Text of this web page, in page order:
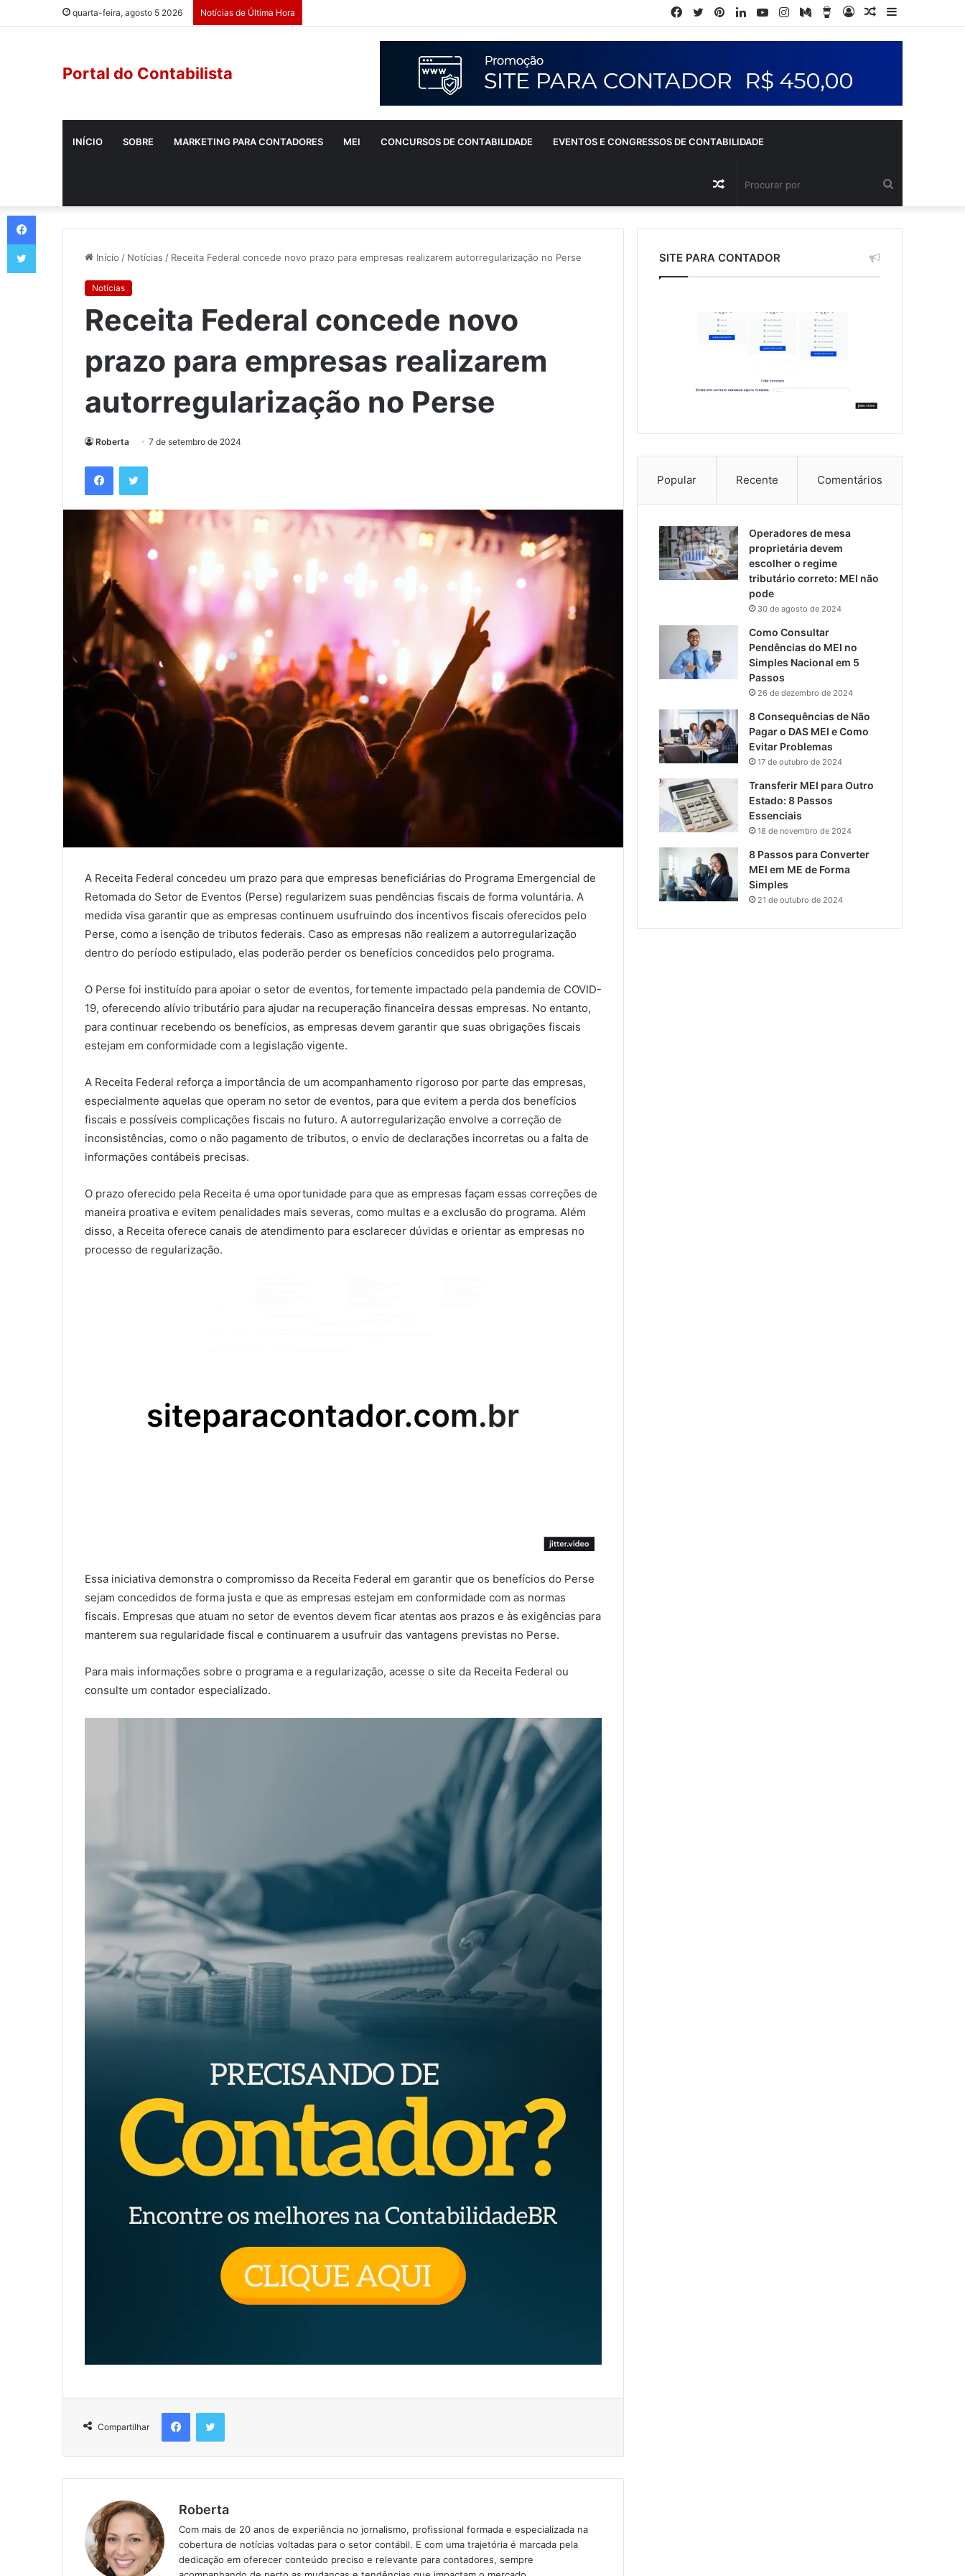
quarta-feira, agosto 5 2026 Notícias de Última Hora
Portal do Contabilista
INÍCIO SOBRE MARKETING PARA CONTADORES MEI CONCURSOS DE CONTABILIDADE EVENTOS E CONGRESSOS DE CONTABILIDADE
Início / Notícias / Receita Federal concede novo prazo para empresas realizarem autorregularização no Perse
Notícias
Receita Federal concede novo
prazo para empresas realizarem
autorregularização no Perse
Roberta 7 de setembro de 2024
A Receita Federal concedeu um prazo para que empresas beneficiárias do Programa Emergencial de
Retomada do Setor de Eventos (Perse) regularizem suas pendências fiscais de forma voluntária. A
medida visa garantir que as empresas continuem usufruindo dos incentivos fiscais oferecidos pelo
Perse, como a isenção de tributos federais. Caso as empresas não realizem a autorregularização
dentro do período estipulado, elas poderão perder os benefícios concedidos pelo programa.
O Perse foi instituído para apoiar o setor de eventos, fortemente impactado pela pandemia de COVID-
19, oferecendo alívio tributário para ajudar na recuperação financeira dessas empresas. No entanto,
para continuar recebendo os benefícios, as empresas devem garantir que suas obrigações fiscais
estejam em conformidade com a legislação vigente.
A Receita Federal reforça a importância de um acompanhamento rigoroso por parte das empresas,
especialmente aquelas que operam no setor de eventos, para que evitem a perda dos benefícios
fiscais e possíveis complicações fiscais no futuro. A autorregularização envolve a correção de
inconsistências, como o não pagamento de tributos, o envio de declarações incorretas ou a falta de
informações contábeis precisas.
O prazo oferecido pela Receita é uma oportunidade para que as empresas façam essas correções de
maneira proativa e evitem penalidades mais severas, como multas e a exclusão do programa. Além
disso, a Receita oferece canais de atendimento para esclarecer dúvidas e orientar as empresas no
processo de regularização.
Essa iniciativa demonstra o compromisso da Receita Federal em garantir que os benefícios do Perse
sejam concedidos de forma justa e que as empresas estejam em conformidade com as normas
fiscais. Empresas que atuam no setor de eventos devem ficar atentas aos prazos e às exigências para
manterem sua regularidade fiscal e continuarem a usufruir das vantagens previstas no Perse.
Para mais informações sobre o programa e a regularização, acesse o site da Receita Federal ou
consulte um contador especializado.
Compartilhar
Roberta
Com mais de 20 anos de experiência no jornalismo, profissional formada e especializada na
cobertura de notícias voltadas para o setor contábil. E com uma trajetória é marcada pela
dedicação em oferecer conteúdo preciso e relevante para contadores, sempre
SITE PARA CONTADOR
Popular Recente Comentários
Operadores de mesa
proprietária devem
escolher o regime
tributário correto: MEI não
pode
30 de agosto de 2024
Como Consultar
Pendências do MEI no
Simples Nacional em 5
Passos
26 de dezembro de 2024
8 Consequências de Não
Pagar o DAS MEI e Como
Evitar Problemas
17 de outubro de 2024
Transferir MEI para Outro
Estado: 8 Passos
Essenciais
18 de novembro de 2024
8 Passos para Converter
MEI em ME de Forma
Simples
21 de outubro de 2024